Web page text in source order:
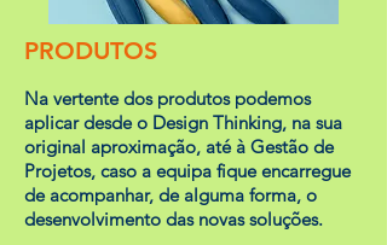
PRODUTOS
Na vertente dos produtos podemos
aplicar desde o Design Thinking, na sua
original aproximação, até à Gestão de
Projetos, caso a equipa fique encarregue
de acompanhar, de alguma forma, o
desenvolvimento das novas soluções.